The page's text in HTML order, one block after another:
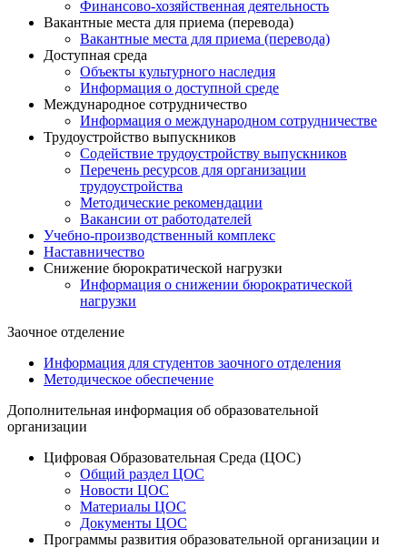
Финансово-хозяйственная деятельность
Вакантные места для приема (перевода)
Вакантные места для приема (перевода)
Доступная среда
Объекты культурного наследия
Информация о доступной среде
Международное сотрудничество
Информация о международном сотрудничестве
Трудоустройство выпускников
Содействие трудоустройству выпускников
Перечень ресурсов для организации
трудоустройства
Методические рекомендации
Вакансии от работодателей
Учебно-производственный комплекс
Наставничество
Снижение бюрократической нагрузки
Информация о снижении бюрократической
нагрузки
Заочное отделение
Информация для студентов заочного отделения
Методическое обеспечение
Дополнительная информация об образовательной
организации
Цифровая Образовательная Среда (ЦОС)
Общий раздел ЦОС
Новости ЦОС
Материалы ЦОС
Документы ЦОС
Программы развития образовательной организации и